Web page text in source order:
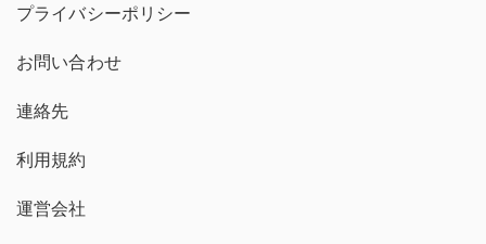
プライバシーポリシー
お問い合わせ
連絡先
利用規約
運営会社